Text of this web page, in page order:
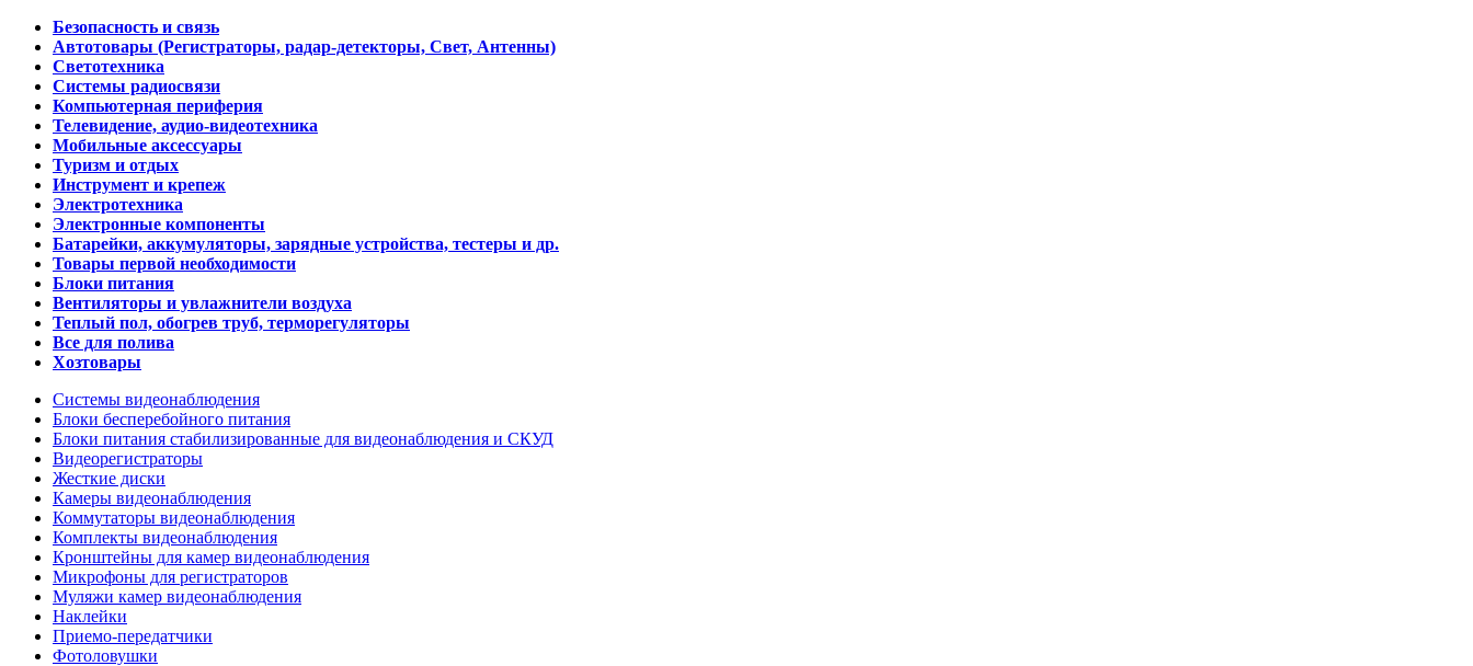
Безопасность и связь
Автотовары (Регистраторы, радар-детекторы, Свет, Антенны)
Светотехника
Системы радиосвязи
Компьютерная периферия
Телевидение, аудио-видеотехника
Мобильные аксессуары
Туризм и отдых
Инструмент и крепеж
Электротехника
Электронные компоненты
Батарейки, аккумуляторы, зарядные устройства, тестеры и др.
Товары первой необходимости
Блоки питания
Вентиляторы и увлажнители воздуха
Теплый пол, обогрев труб, терморегуляторы
Все для полива
Хозтовары
Системы видеонаблюдения
Блоки бесперебойного питания
Блоки питания стабилизированные для видеонаблюдения и СКУД
Видеорегистраторы
Жесткие диски
Камеры видеонаблюдения
Коммутаторы видеонаблюдения
Комплекты видеонаблюдения
Кронштейны для камер видеонаблюдения
Микрофоны для регистраторов
Муляжи камер видеонаблюдения
Наклейки
Приемо-передатчики
Фотоловушки